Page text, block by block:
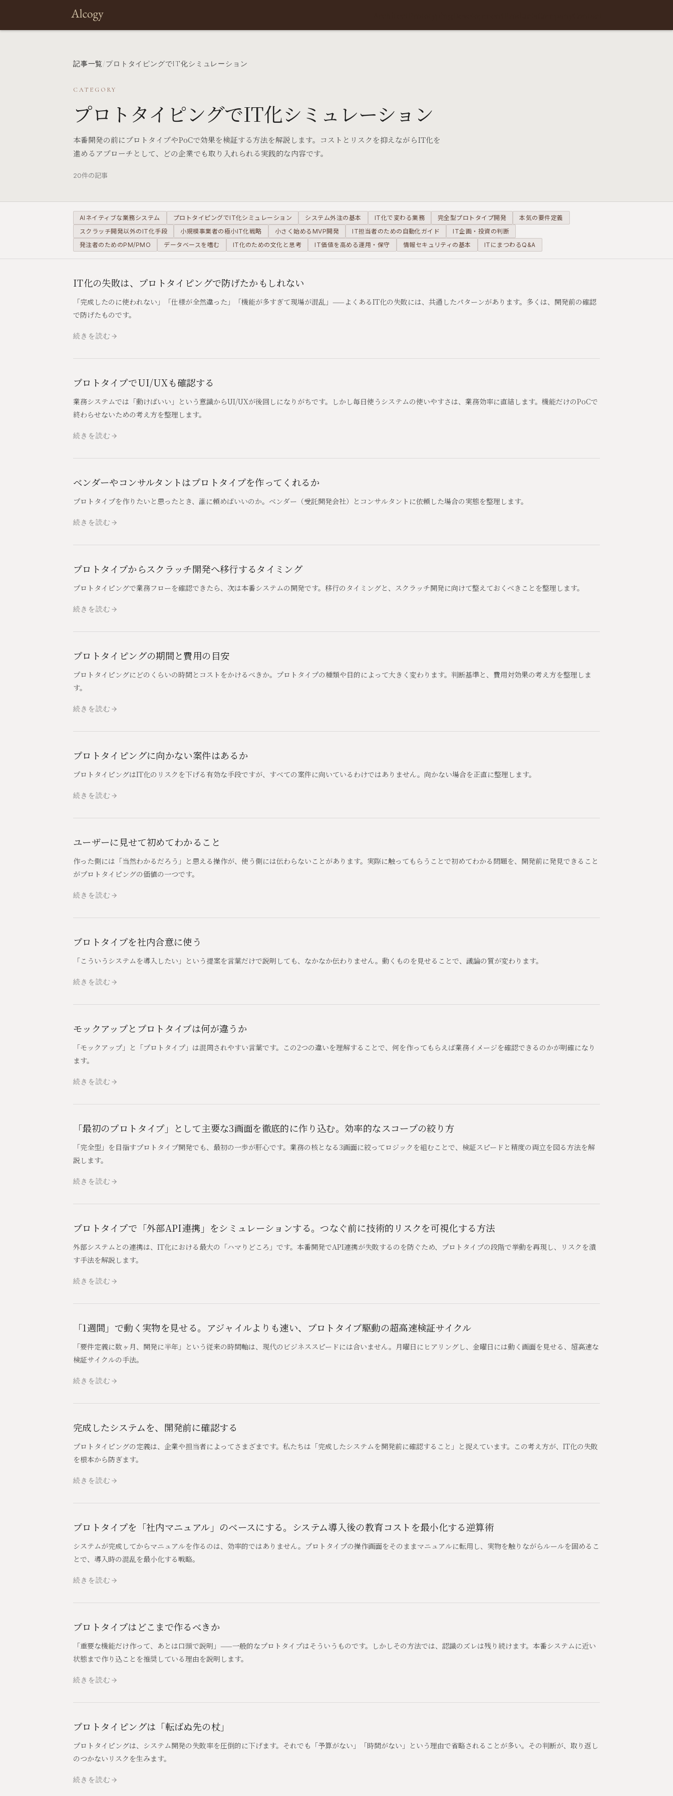
記事一覧/プロトタイピングでIT化シミュレーション
CATEGORY
プロトタイピングでIT化シミュレーション
本番開発の前にプロトタイプやPoCで効果を検証する方法を解説します。コストとリスクを抑えながらIT化を
進めるアプローチとして、どの企業でも取り入れられる実践的な内容です。
20件の記事
AIネイティブな業務システム プロトタイピングでIT化シミュレーション システム外注の基本 IT化で変わる業務 完全型プロトタイプ開発
本気の要件定義
スクラッチ開発以外のIT化手段
小規模事業者の極小IT化戦略 小さく始めるMVP開発 IT担当者のための自動化ガイド
IT企画・投資の判断
発注者のためのPM/PMO
データベースを嗜む IT化のための文化と思考 IT価値を高める運用・保守 情報セキュリティの基本 ITにまつわるQ&A
IT化の失敗は、プロトタイピングで防げたかもしれない
「完成したのに使われない」「仕様が全然違った」「機能が多すぎて現場が混乱」——よくあるIT化の失敗には、共通したパターンがあります。多くは、開発前の確認
で防げたものです。
続きを読む
プロトタイプでUI/UXも確認する
業務システムでは「動けばいい」という意識からUI/UXが後回しになりがちです。しかし毎日使うシステムの使いやすさは、業務効率に直結します。機能だけのPoCで
終わらせないための考え方を整理します。
続きを読む
ベンダーやコンサルタントはプロトタイプを作ってくれるか
プロトタイプを作りたいと思ったとき、誰に頼めばいいのか。ベンダー（受託開発会社）とコンサルタントに依頼した場合の実態を整理します。
続きを読む
プロトタイプからスクラッチ開発へ移行するタイミング
プロトタイピングで業務フローを確認できたら、次は本番システムの開発です。移行のタイミングと、スクラッチ開発に向けて整えておくべきことを整理します。
続きを読む
プロトタイピングの期間と費用の目安
プロトタイピングにどのくらいの時間とコストをかけるべきか。プロトタイプの種類や目的によって大きく変わります。判断基準と、費用対効果の考え方を整理しま
す。
続きを読む
プロトタイピングに向かない案件はあるか
プロトタイピングはIT化のリスクを下げる有効な手段ですが、すべての案件に向いているわけではありません。向かない場合を正直に整理します。
続きを読む
ユーザーに見せて初めてわかること
作った側には「当然わかるだろう」と思える操作が、使う側には伝わらないことがあります。実際に触ってもらうことで初めてわかる問題を、開発前に発見できること
がプロトタイピングの価値の一つです。
続きを読む
プロトタイプを社内合意に使う
「こういうシステムを導入したい」という提案を言葉だけで説明しても、なかなか伝わりません。動くものを見せることで、議論の質が変わります。
続きを読む
モックアップとプロトタイプは何が違うか
「モックアップ」と「プロトタイプ」は混同されやすい言葉です。この2つの違いを理解することで、何を作ってもらえば業務イメージを確認できるのかが明確になり
ます。
続きを読む
「最初のプロトタイプ」として主要な3画面を徹底的に作り込む。効率的なスコープの絞り方
「完全型」を目指すプロトタイプ開発でも、最初の一歩が肝心です。業務の核となる3画面に絞ってロジックを組むことで、検証スピードと精度の両立を図る方法を解
説します。
続きを読む
プロトタイプで「外部API連携」をシミュレーションする。つなぐ前に技術的リスクを可視化する方法
外部システムとの連携は、IT化における最大の「ハマりどころ」です。本番開発でAPI連携が失敗するのを防ぐため、プロトタイプの段階で挙動を再現し、リスクを潰
す手法を解説します。
続きを読む
「1週間」で動く実物を見せる。アジャイルよりも速い、プロトタイプ駆動の超高速検証サイクル
「要件定義に数ヶ月、開発に半年」という従来の時間軸は、現代のビジネススピードには合いません。月曜日にヒアリングし、金曜日には動く画面を見せる、超高速な
検証サイクルの手法。
続きを読む
完成したシステムを、開発前に確認する
プロトタイピングの定義は、企業や担当者によってさまざまです。私たちは「完成したシステムを開発前に確認すること」と捉えています。この考え方が、IT化の失敗
を根本から防ぎます。
続きを読む
プロトタイプを「社内マニュアル」のベースにする。システム導入後の教育コストを最小化する逆算術
システムが完成してからマニュアルを作るのは、効率的ではありません。プロトタイプの操作画面をそのままマニュアルに転用し、実物を触りながらルールを固めるこ
とで、導入時の混乱を最小化する戦略。
続きを読む
プロトタイプはどこまで作るべきか
「重要な機能だけ作って、あとは口頭で説明」——一般的なプロトタイプはそういうものです。しかしその方法では、認識のズレは残り続けます。本番システムに近い
状態まで作り込ことを推奨している理由を説明します。
続きを読む
プロトタイピングは「転ばぬ先の杖」
プロトタイピングは、システム開発の失敗率を圧倒的に下げます。それでも「予算がない」「時間がない」という理由で省略されることが多い。その判断が、取り返し
のつかないリスクを生みます。
続きを読む